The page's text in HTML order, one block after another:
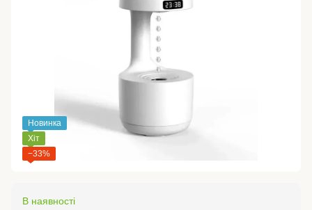
Новинка
Хіт
−33%
В наявності